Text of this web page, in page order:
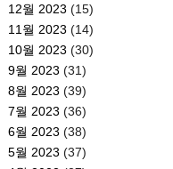
12월 2023 (15)
11월 2023 (14)
10월 2023 (30)
9월 2023 (31)
8월 2023 (39)
7월 2023 (36)
6월 2023 (38)
5월 2023 (37)